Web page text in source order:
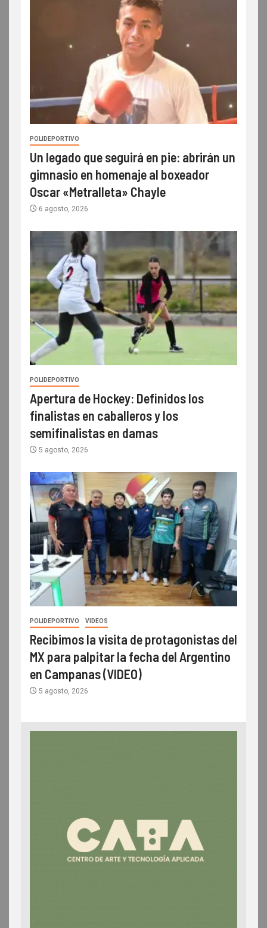
POLIDEPORTIVO
Un legado que seguirá en pie: abrirán un
gimnasio en homenaje al boxeador
Oscar «Metralleta» Chayle
6 agosto, 2026
POLIDEPORTIVO
Apertura de Hockey: Definidos los
finalistas en caballeros y los
semifinalistas en damas
5 agosto, 2026
POLIDEPORTIVO VIDEOS
Recibimos la visita de protagonistas del
MX para palpitar la fecha del Argentino
en Campanas (VIDEO)
5 agosto, 2026